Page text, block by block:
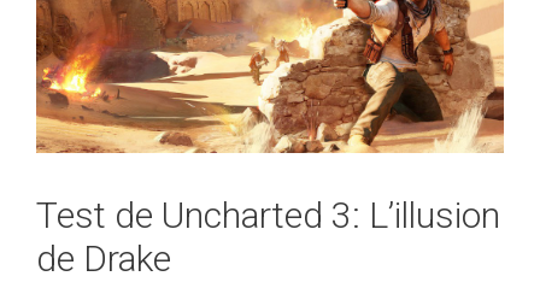
Test de Uncharted 3: L’illusion
de Drake